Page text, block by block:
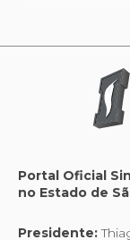
Portal Oficial
no Estado de
Presidente: